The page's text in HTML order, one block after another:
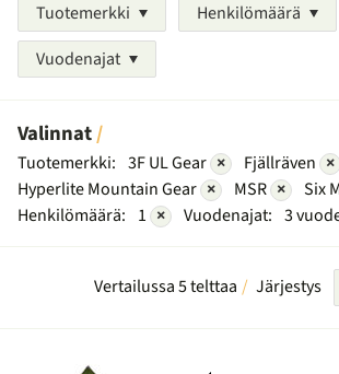
Tuotemerkki
Henkilömäärä
Vuodenajat
Valinnat
Tuotemerkki: 3F UL Gear × Fjällräven ×
Hyperlite Mountain Gear × MSR × Six
Henkilömäärä: 1 × Vuodenajat: 3
Vertailussa 5 telttaa Järjestys